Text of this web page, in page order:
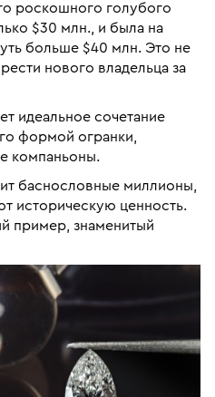
роскошного голубого
$30 млн., и была на
больше $40 млн. Это не
нового владельца за
идеальное сочетание
формой огранки,
компаньоны.
баснословные миллионы,
историческую ценность.
пример, знаменитый